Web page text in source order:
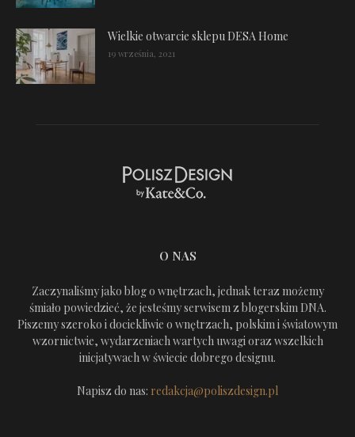
Wielkie otwarcie sklepu DESA Home
19 września, 2021
O NAS
Zaczynaliśmy jako blog o wnętrzach, jednak teraz możemy
śmiało powiedzieć, że jesteśmy serwisem z blogerskim DNA.
Piszemy szeroko i dociekliwie o wnętrzach, polskim i światowym
wzornictwie, wydarzeniach wartych uwagi oraz wszelkich
inicjatywach w świecie dobrego designu.
Napisz do nas: redakcja@poliszdesign.pl